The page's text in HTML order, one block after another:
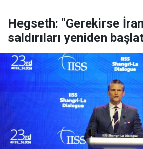
Hegseth: "Gerekirse
saldırıları yeniden